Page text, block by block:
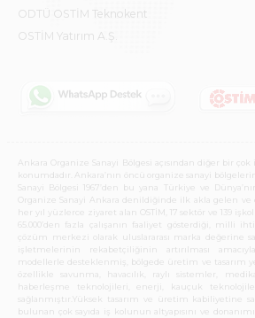
ODTÜ OSTİM Teknokent
OSTİM Yatırım A.Ş.
Ankara Organize Sanayi Bölgesi açısından diğer bir çok
konumdadır. Ankara’nın öncü organize sanayi
Sanayi Bölgesi 1967’den bu yana Türkiye ve
Organize Sanayi Ankara denildiğinde ilk akla gelen ve
her yıl yüzlerce ziyaret alan OSTİM, 17 sektör ve 139
65.000’den fazla çalışanın faaliyet gösterdiği, milli
çözüm merkezi olarak uluslararası marka değerine
işletmelerinin rekabetçiliğinin artırılması
modellerle desteklenmiş, bölgede üretim ve tasarım
özellikle savunma, havacılık, raylı sistemler,
haberleşme teknolojileri, enerji, kauçuk
sağlanmıştır.Yüksek tasarım ve üretim kabiliyetine
bulunan çok sayıda iş kolunun altyapısını ve